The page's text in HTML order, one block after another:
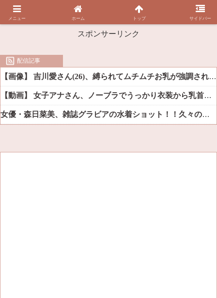
スポンサーリンク
配信記事
【画像】 吉川愛さん(26)、縛られてムチムチお乳が強調されてしまう
【動画】 女子アナさん、ノーブラでうっかり衣装から乳首が透けてしまう放送事故ｗｗｗ
女優・森日菜美、雑誌グラビアの水着ショット！！久々の姿にファン悶絶ｗｗ
メニュー ホーム トップ サイドバー